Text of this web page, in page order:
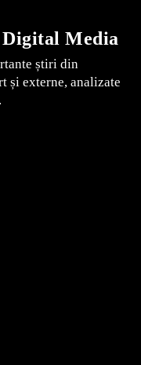
Media
știri din
și externe, analizate